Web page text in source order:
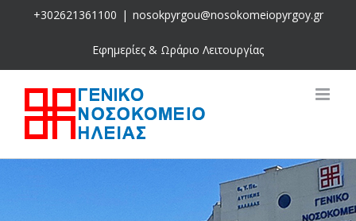
+302621361100 | nosokpyrgou@nosokomeiopyrgoy.gr
Εφημερίες & Ωράριο Λειτουργίας